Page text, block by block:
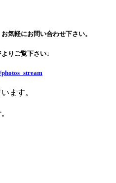
気軽にお問い合わせ下さい。
りご覧下さい↓
ます。